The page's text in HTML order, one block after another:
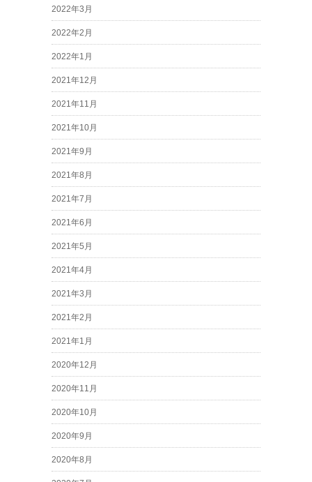
2022年3月
2022年2月
2022年1月
2021年12月
2021年11月
2021年10月
2021年9月
2021年8月
2021年7月
2021年6月
2021年5月
2021年4月
2021年3月
2021年2月
2021年1月
2020年12月
2020年11月
2020年10月
2020年9月
2020年8月